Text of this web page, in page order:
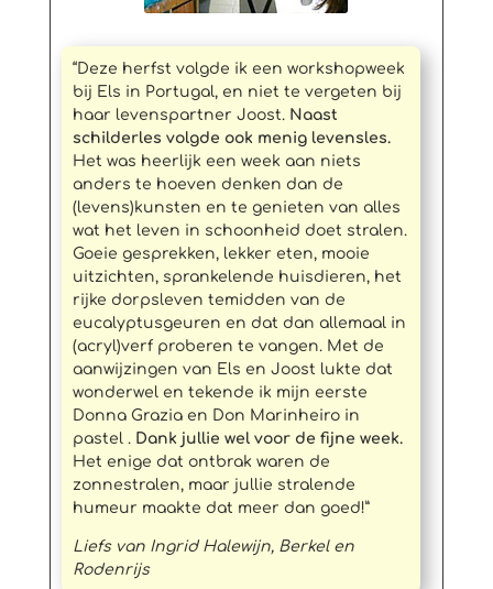
“Deze herfst volgde ik een workshopweek
bij Els in Portugal, en niet te vergeten bij
haar levenspartner Joost. Naast
schilderles volgde ook menig levensles.
Het was heerlijk een week aan niets
anders te hoeven denken dan de
(levens)kunsten en te genieten van alles
wat het leven in schoonheid doet stralen.
Goeie gesprekken, lekker eten, mooie
uitzichten, sprankelende huisdieren, het
rijke dorpsleven temidden van de
eucalyptusgeuren en dat dan allemaal in
(acryl)verf proberen te vangen. Met de
aanwijzingen van Els en Joost lukte dat
wonderwel en tekende ik mijn eerste
Donna Grazia en Don Marinheiro in
pastel . Dank jullie wel voor de fijne week.
Het enige dat ontbrak waren de
zonnestralen, maar jullie stralende
humeur maakte dat meer dan goed!”
Liefs van Ingrid Halewijn, Berkel en
Rodenrijs